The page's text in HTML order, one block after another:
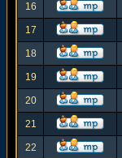
16
17
18
19
20
21
22